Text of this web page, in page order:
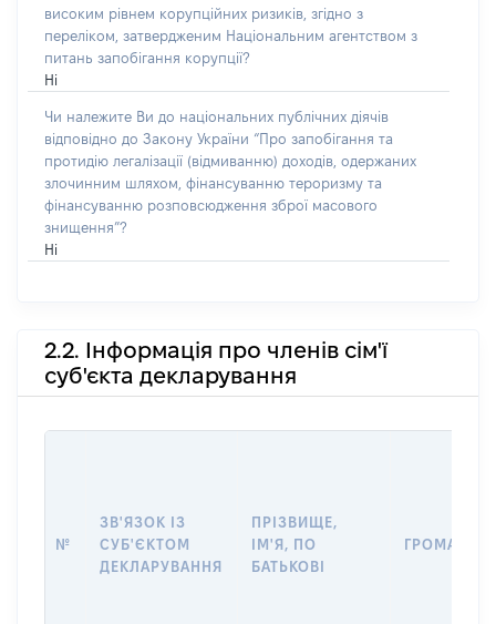
високим рівнем корупційних ризиків, згідно з
переліком, затвердженим Національним агентством з
питань запобігання корупції?
Ні
Чи належите Ви до національних публічних діячів
відповідно до Закону України “Про запобігання та
протидію легалізації (відмиванню) доходів, одержаних
злочинним шляхом, фінансуванню тероризму та
фінансуванню розповсюдження зброї масового
знищення”?
Ні
2.2. Інформація про членів сім'ї
суб'єкта декларування
№
ЗВ'ЯЗОК ІЗ
СУБ'ЄКТОМ
ДЕКЛАРУВАННЯ
ПРІЗВИЩЕ,
ІМ'Я, ПО
БАТЬКОВІ